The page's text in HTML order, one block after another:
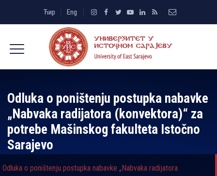
Ћир Eng
Odluka o poništenju postupka nabavke
„Nabvaka radijatora (konvektora)“ za
potrebe Mašinskog fakulteta Istočno
Sarajevo
Odluka o poništenju postupka nabavke „Nabvaka radijatora